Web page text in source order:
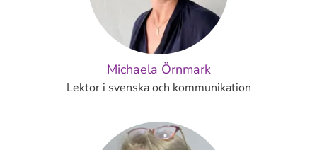
Michaela Örnmark
Lektor i svenska och kommunikation